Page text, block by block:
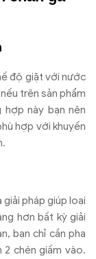
độ giặt với nước
trên sản phẩm
này bạn nên
hợp với khuyến
pháp giúp loại
hơn bất kỳ giải
bạn chỉ cần pha
chén giấm vào.